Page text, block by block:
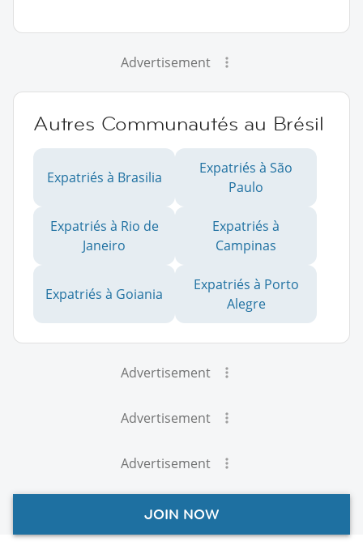
Advertisement
Autres Communautés au Brésil
Expatriés à Brasilia
Expatriés à São
Paulo
Expatriés à Rio de
Janeiro
Expatriés à
Campinas
Expatriés à Goiania
Expatriés à Porto
Alegre
Advertisement
Advertisement
Advertisement
JOIN NOW